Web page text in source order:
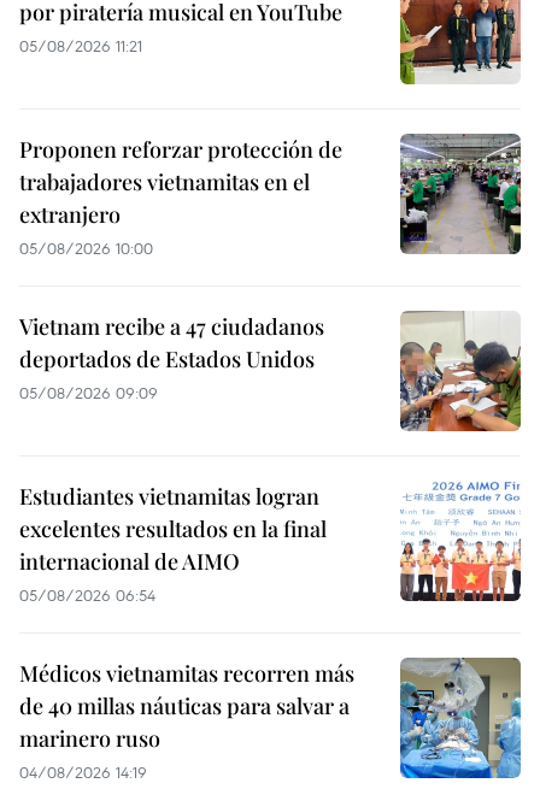
por piratería musical en YouTube
05/08/2026 11:21
Proponen reforzar protección de
trabajadores vietnamitas en el
extranjero
05/08/2026 10:00
Vietnam recibe a 47 ciudadanos
deportados de Estados Unidos
05/08/2026 09:09
Estudiantes vietnamitas logran
excelentes resultados en la final
internacional de AIMO
05/08/2026 06:54
Médicos vietnamitas recorren más
de 40 millas náuticas para salvar a
marinero ruso
04/08/2026 14:19